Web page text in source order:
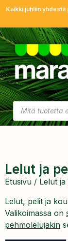
Kaikki juhliin yhdestä
Lelut ja
Etusivu / Lelut ja
Lelut, pelit ja
Valikoimassa on
pehmolelujakin